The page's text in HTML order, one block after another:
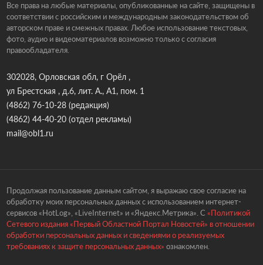
Все права на любые материалы, опубликованные на сайте, защищены в
соответствии с российским и международным законодательством об
авторском праве и смежных правах. Любое использование текстовых,
фото, аудио и видеоматериалов возможно только с согласия
правообладателя.
302028, Орловская обл, г Орёл ,
ул Брестская , д.6, лит. А., А1, пом. 1
(4862) 76-10-28(редакция)
(4862) 44-40-20(отдел рекламы)
mail@obl1.ru
Продолжая пользование данным сайтом, я выражаю свое согласие на
обработку моих персональных данных с использованием интернет-
сервисов «HotLog», «LiveInternet» и «Яндекс.Метрика». С «Политикой
Сетевого издания «Первый Областной Портал Новостей» в отношении
обработки персональных данных и сведениями о реализуемых
требованиях к защите персональных данных» ознакомлен.